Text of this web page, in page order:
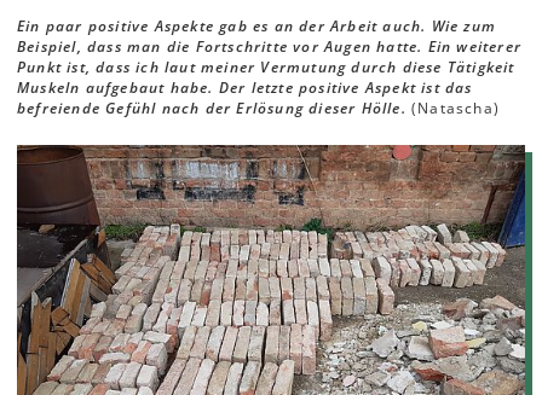
Ein paar positive Aspekte gab es an der Arbeit auch. Wie zum
Beispiel, dass man die Fortschritte vor Augen hatte. Ein weiterer
Punkt ist, dass ich laut meiner Vermutung durch diese Tätigkeit
Muskeln aufgebaut habe. Der letzte positive Aspekt ist das
befreiende Gefühl nach der Erlösung dieser Hölle. (Natascha)